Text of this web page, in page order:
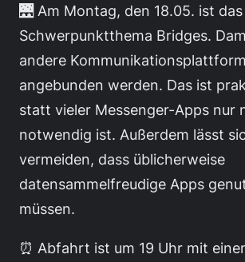
🌉 Am Montag, den 18.05. ist das
Schwerpunktthema Bridges.
andere
angebunden werden. Das ist
statt vieler Messenger-Apps nur
notwendig ist. Außerdem lässt
vermeiden, dass üblicherweise
datensammelfreudige Apps
müssen.
⏰ Abfahrt ist um 19 Uhr mit